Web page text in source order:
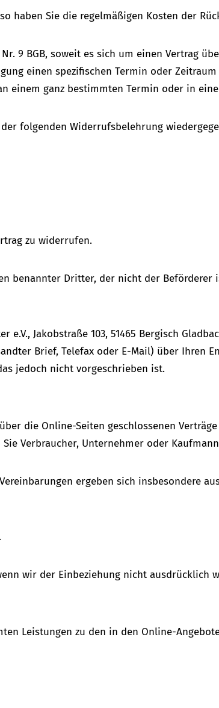
haben Sie die regelmäßigen Kosten der
9 BGB, soweit es sich um einen Vertrag
einen spezifischen Termin oder
einem ganz bestimmten Termin oder in
folgenden Widerrufsbelehrung
zu widerrufen.
benannter Dritter, der nicht der Beförderer
Jakobstraße 103, 51465 Bergisch
Brief, Telefax oder E-Mail) über Ihren
jedoch nicht vorgeschrieben ist.
die Online-Seiten geschlossenen
Verbraucher, Unternehmer oder
ergeben sich insbesondere
wir der Einbeziehung nicht ausdrücklich
Leistungen zu den in den Online-